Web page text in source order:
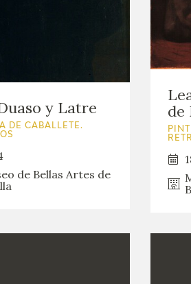
y Latre
DE CABALLETE.
de Bellas Artes de
de